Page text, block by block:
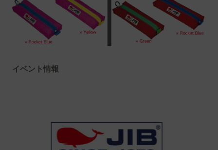
イベント情報